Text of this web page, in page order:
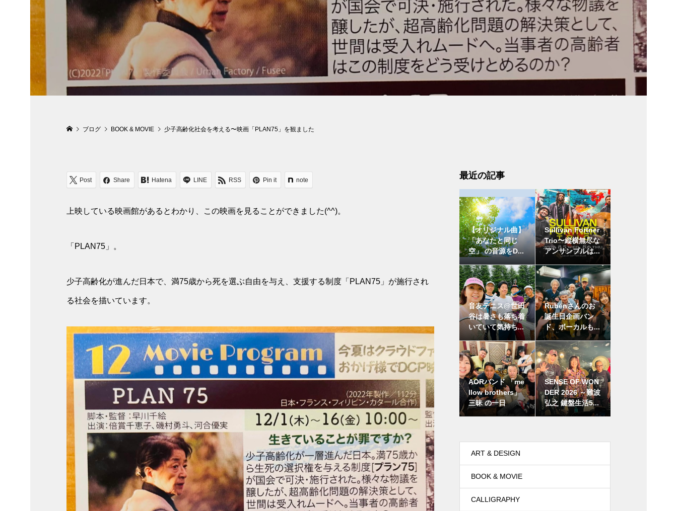
ブログ BOOK & MOVIE 少子高齢化社会を考える〜映画「PLAN75」を観ました
Post Share Hatena LINE RSS Pin it note
上映している映画館があるとわかり、この映画を見ることができました(^^)。
「PLAN75」。
少子高齢化が進んだ日本で、満75歳から死を選ぶ自由を与え、支援する制度「PLAN75」が施行され
る社会を描いています。
最近の記事
【オリジナル曲】
「あなたと同じ
空」 の音源をD...
Sullivan Fortner
Trio〜縦横無尽な
アンサンブルは...
音友テニス@世田
谷は暑さも落ち着
いていて気持ち...
Rubenさんのお
誕生日企画バン
ド、ボーカルも...
AORバンド 「me
llow brothers」
三昧 の一日
SENSE OF WON
DER 2026 ～難波
弘之 鍵盤生活5...
ART & DESIGN
BOOK & MOVIE
CALLIGRAPHY